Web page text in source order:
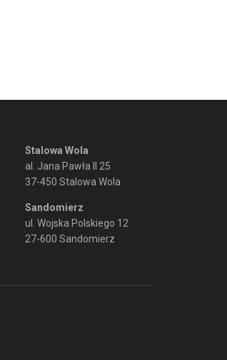
Stalowa Wola
al. Jana Pawła II 25
37-450 Stalowa Wola
Sandomierz
ul. Wojska Polskiego 12
27-600 Sandomierz